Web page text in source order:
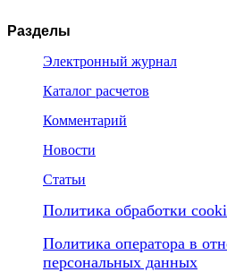
Разделы
Электронный журнал
Каталог расчетов
Комментарий
Новости
Статьи
Политика обработки
Политика оператора в
персональных данных